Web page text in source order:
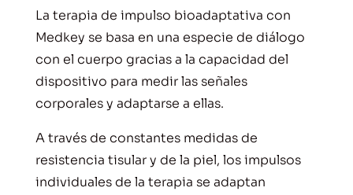
La terapia de impulso bioadaptativa con
Medkey se basa en una especie de diálogo
con el cuerpo gracias a la capacidad del
dispositivo para medir las señales
corporales y adaptarse a ellas.
A través de constantes medidas de
resistencia tisular y de la piel, los impulsos
individuales de la terapia se adaptan